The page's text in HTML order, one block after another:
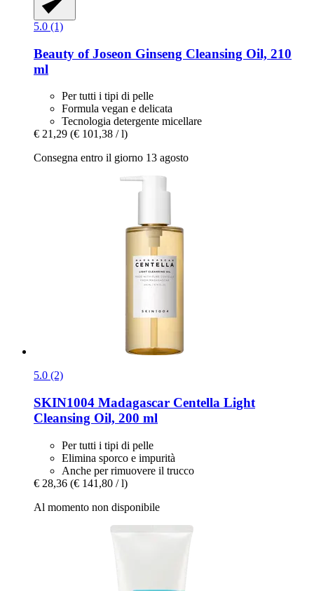
5.0 (1)
Beauty of Joseon Ginseng Cleansing Oil, 210
ml
Per tutti i tipi di pelle
Formula vegan e delicata
Tecnologia detergente micellare
€ 21,29 (€ 101,38 / l)
Consegna entro il giorno 13 agosto
5.0 (2)
SKIN1004 Madagascar Centella Light
Cleansing Oil, 200 ml
Per tutti i tipi di pelle
Elimina sporco e impurità
Anche per rimuovere il trucco
€ 28,36 (€ 141,80 / l)
Al momento non disponibile